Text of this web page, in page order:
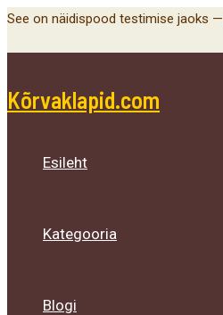
Skip
See on näidispood testimise jaoks
Kõrvaklapid.com
Esileht
Kategooria
Blogi
Menu
Toggle